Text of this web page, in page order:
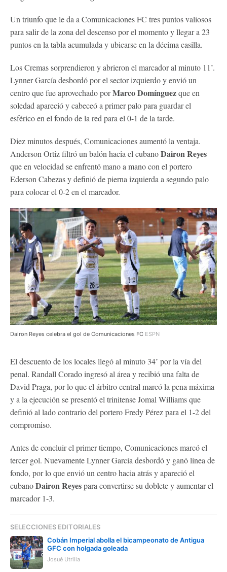
Un triunfo que le da a Comunicaciones FC tres puntos valiosos
para salir de la zona del descenso por el momento y llegar a 23
puntos en la tabla acumulada y ubicarse en la décima casilla.
Los Cremas sorprendieron y abrieron el marcador al minuto 11’.
Lynner García desbordó por el sector izquierdo y envió un
centro que fue aprovechado porMarco Domínguezque en
soledad apareció y cabeceó a primer palo para guardar el
esférico en el fondo de la red para el 0-1 de la tarde.
Diez minutos después, Comunicaciones aumentó la ventaja.
Anderson Ortiz filtró un balón hacia el cubanoDairon Reyes
que en velocidad se enfrentó mano a mano con el portero
Ederson Cabezas y definió de pierna izquierda a segundo palo
para colocar el 0-2 en el marcador.
Dairon Reyes celebra el gol de Comunicaciones FC ESPN
El descuento de los locales llegó al minuto 34’ por la vía del
penal. Randall Corado ingresó al área y recibió una falta de
David Praga, por lo que el árbitro central marcó la pena máxima
y a la ejecución se presentó el trinitense Jomal Williams que
definió al lado contrario del portero Fredy Pérez para el 1-2 del
compromiso.
Antes de concluir el primer tiempo, Comunicaciones marcó el
tercer gol. Nuevamente Lynner García desbordó y ganó línea de
fondo, por lo que envió un centro hacia atrás y apareció el
cubanoDairon Reyespara convertirse su doblete y aumentar el
marcador 1-3.
SELECCIONES EDITORIALES
Cobán Imperial abolla el bicampeonato de Antigua
GFC con holgada goleada
Josué Utrilla